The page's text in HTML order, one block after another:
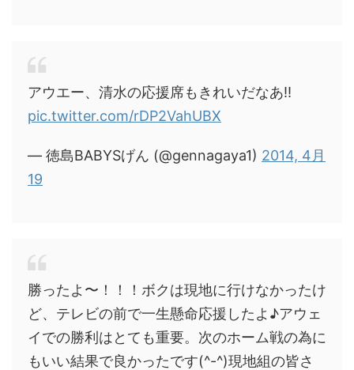
アウエー、清水の応援席もきれいだなあ‼︎
pic.twitter.com/rDP2VahUBX
— 徳島BABYSげん (@gennagaya1) 2014, 4月
19
勝ったよ〜！！！ボクは現地に行けなかったけ
ど、テレビの前で一生懸命応援したよ♪アウェ
イでの勝利はとても重要。次のホーム戦の為に
もいい結果で良かったです(^-^)現地組の皆さ